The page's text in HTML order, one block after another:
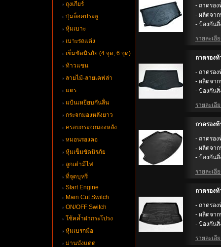
ถุงเกียร์
ปุ่มล็อคประตู
หุ้มเบาะ
เบาะรถแต่ง
เข็มขัดนิรภัย (4 จุด, 6 จุด)
ท้าวแขน
ลายไม้-ลายเคฟล่า
ตร
ป้นเหยียบกันลื่น
กระจกมองหลังยาว
ครอบกระจกมองหลัง
หมอนรองคอ
หุ้มเข็มขัดนิรภั
ลูกเต๋ามีไฟ
ที่จุดบุหรี่
Start Engine
Main Cut Switch
ON/OFF Switch
ช้คค้ำฝากระโปรง
หุ้มเบรกมือ
ม่านบังแดด
- ถาดรอง
- ผลิตจา
- ป้องกันสิ่
รายละเอี
ถาดรองท้
- ถาดรอง
- ผลิตจา
- ป้องกันสิ่
รายละเอี
ถาดรองท้
- ถาดรอง
- ผลิตจา
- ป้องกัน
รายละเอี
ถาดรองท้
- ถาดรอง
- ผลิตจา
- ป้องกัน
รายละเอี